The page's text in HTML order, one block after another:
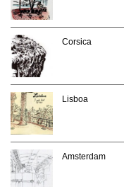
Corsica
Lisboa
Amsterdam